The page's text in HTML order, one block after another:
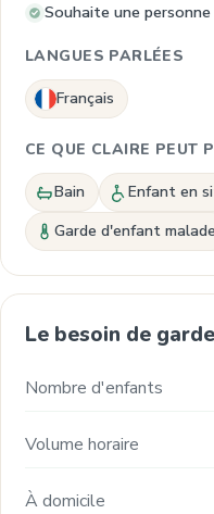
Souhaite une
LANGUES PARLÉES
Français
CE QUE CLAIRE PEUT
Bain
Enfant en
Garde d'enfant malade
Le besoin de garde
Nombre d'enfants
Volume horaire
À domicile